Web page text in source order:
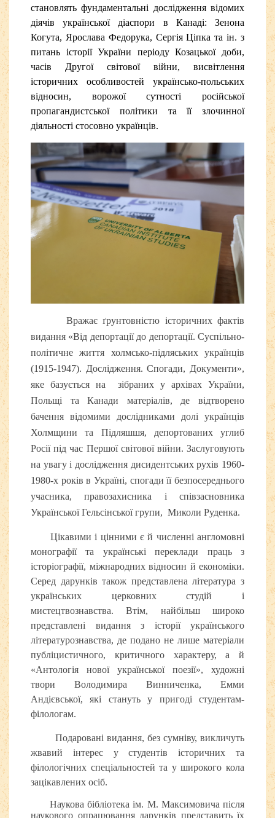
становлять фундаментальні дослідження відомих
діячів української діаспори в Канаді: Зенона
Когута, Ярослава Федорука, Сергія Ціпка та ін. з
питань історії України періоду Козацької доби,
часів Другої світової війни, висвітлення
історичних особливостей українсько-польських
відносин, ворожої сутності російської
пропагандистської політики та її злочинної
діяльності стосовно українців.
Вражає ґрунтовністю історичних фактів
видання «Від депортації до депортації. Суспільно-
політичне життя холмсько-підляських українців
(1915-1947). Дослідження. Спогади, Документи»,
яке базується на зібраних у архівах України,
Польщі та Канади матеріалів, де відтворено
бачення відомими дослідниками долі українців
Холмщини та Підляшшя, депортованих углиб
Росії під час Першої світової війни. Заслуговують
на увагу і дослідження дисидентських рухів 1960-
1980-х років в Україні, спогади її безпосереднього
учасника, правозахисника і співзасновника
Української Гельсінської групи, Миколи Руденка.
Цікавими і цінними є й численні англомовні
монографії та українські переклади праць з
історіографії, міжнародних відносин й економіки.
Серед дарунків також представлена література з
українських церковних студій і
мистецтвознавства. Втім, найбільш широко
представлені видання з історії українського
літературознавства, де подано не лише матеріали
публіцистичного, критичного характеру, а й
«Антологія нової української поезії», художні
твори Володимира Винниченка, Емми
Андієвської, які стануть у пригоді студентам-
філологам.
Подаровані видання, без сумніву, викличуть
жвавий інтерес у студентів історичних та
філологічних спеціальностей та у широкого кола
зацікавлених осіб.
Наукова бібліотека ім. М. Максимовича після
наукового опрацювання дарунків представить їх